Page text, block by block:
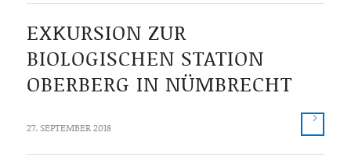
EXKURSION ZUR
BIOLOGISCHEN STATION
OBERBERG IN NÜMBRECHT
27. SEPTEMBER 2018